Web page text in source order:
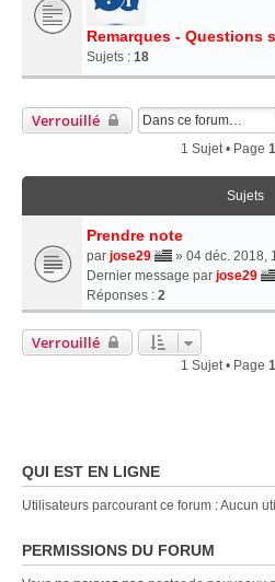
Remarques - Questions
Sujets : 18
Verrouillé
1 Sujet • Page 1
Sujets
Prendre note
par jose29
» 04 déc. 2018,
Dernier message par jose29
Réponses : 2
Verrouillé
1 Sujet • Page 1
QUI EST EN LIGNE
Utilisateurs parcourant ce forum : Aucun
PERMISSIONS DU FORUM